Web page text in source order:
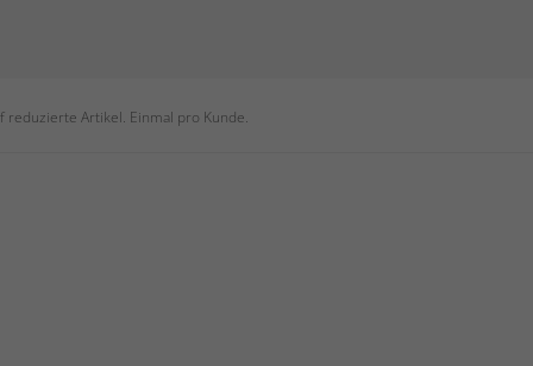
reduzierte Artikel. Einmal pro Kunde.